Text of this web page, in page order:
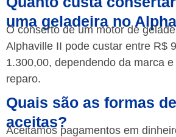
uma geladeira no
O conserto de um motor de
Alphaville II pode custar entre R$
1.300,00, dependendo da marca
reparo.
Quais são as formas
aceitas?
Aceitamos pagamentos em